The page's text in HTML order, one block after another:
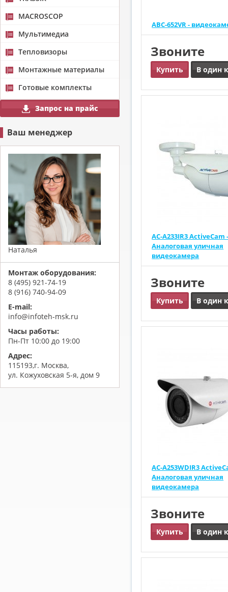
MACROSCOP
Мультимедиа
Тепловизоры
Монтажные материалы
Готовые комплекты
Запрос на прайс
Ваш менеджер
Наталья
Монтаж оборудования:
8 (495) 921-74-19
8 (916) 740-94-09
E-mail:
info@infoteh-msk.ru
Часы работы:
Пн-Пт 10:00 до 19:00
Адрес:
115193,г. Москва,
ул. Кожуховская 5-я, дом 9
ABC-652VR -
Звоните
Купить В один
AC-A233IR3 ActiveCam
Аналоговая уличная
видеокамера
Звоните
Купить В один
AC-A253WDIR3
Аналоговая уличная
видеокамера
Звоните
Купить В один